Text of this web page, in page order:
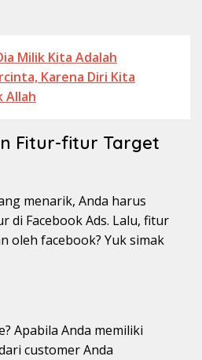
Milik Kita Adalah
Karena Diri Kita
Allah
Fitur-fitur Target
menarik, Anda harus
di Facebook Ads. Lalu, fitur
oleh facebook? Yuk simak
Apabila Anda memiliki
customer Anda